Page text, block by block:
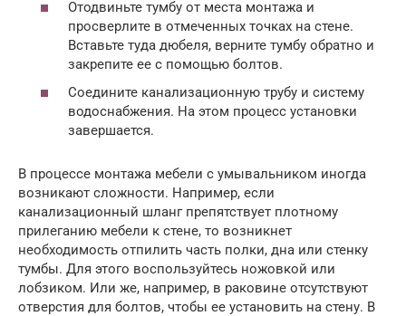
Отодвиньте тумбу от места монтажа и
просверлите в отмеченных точках на стене.
Вставьте туда дюбеля, верните тумбу обратно и
закрепите ее с помощью болтов.
Соедините канализационную трубу и систему
водоснабжения. На этом процесс установки
завершается.
В процессе монтажа мебели с умывальником иногда
возникают сложности. Например, если
канализационный шланг препятствует плотному
прилеганию мебели к стене, то возникнет
необходимость отпилить часть полки, дна или стенку
тумбы. Для этого воспользуйтесь ножовкой или
лобзиком. Или же, например, в раковине отсутствуют
отверстия для болтов, чтобы ее установить на стену. В